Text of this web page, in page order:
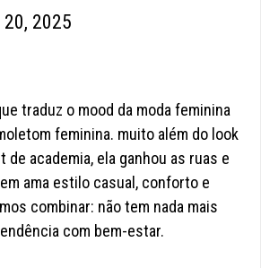
2025
traduz o mood da moda feminina
feminina. muito além do look
academia, ela ganhou as ruas e
ama estilo casual, conforto e
combinar: não tem nada mais
com bem-estar.